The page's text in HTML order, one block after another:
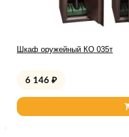
Шкаф оружейный КО 035т
6 146 ₽